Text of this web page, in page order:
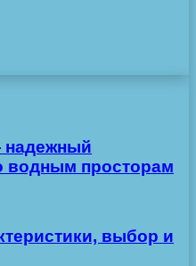
надежный
водным просторам
выбор и